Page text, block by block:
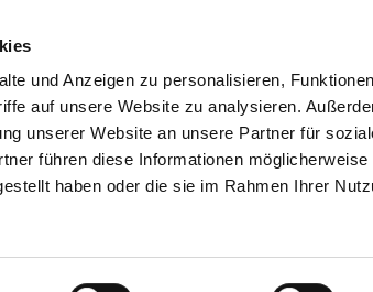
und Anzeigen zu personalisieren,
auf unsere Website zu analysieren.
unserer Website an unsere Partner für
führen diese Informationen
haben oder die sie im Rahmen Ihrer